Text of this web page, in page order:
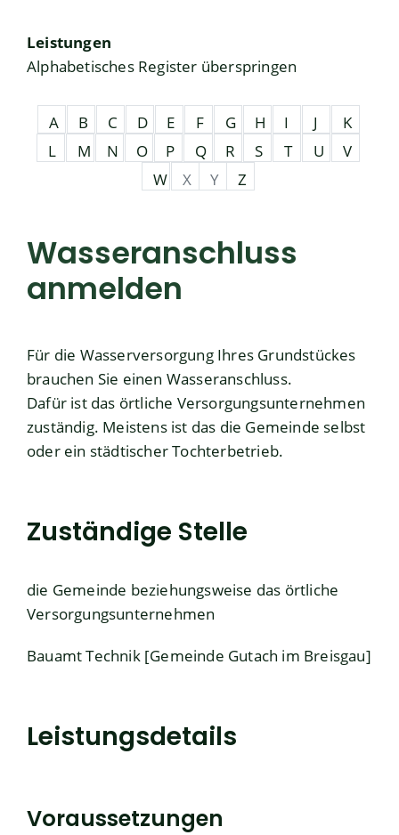
Leistungen
Alphabetisches Register überspringen
A B C D E F G H I J
K
L
M N O P Q R S T U
V
W
X Y Z
Wasseranschluss
anmelden
Für die Wasserversorgung Ihres Grundstückes
brauchen Sie einen Wasseranschluss.
Dafür ist das örtliche Versorgungsunternehmen
zuständig. Meistens ist das die Gemeinde selbst
oder ein städtischer Tochterbetrieb.
Zuständige Stelle
die Gemeinde beziehungsweise das örtliche
Versorgungsunternehmen
Bauamt Technik [Gemeinde Gutach im Breisgau]
Leistungsdetails
Voraussetzungen